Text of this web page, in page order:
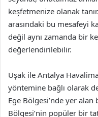
keşfetmenize olanak
arasındaki bu mesafeyi
değil aynı zamanda bir
değerlendirilebilir.
Uşak ile Antalya
yöntemine bağlı olarak
Ege Bölgesi’nde yer
Bölgesi’nin popüler bir